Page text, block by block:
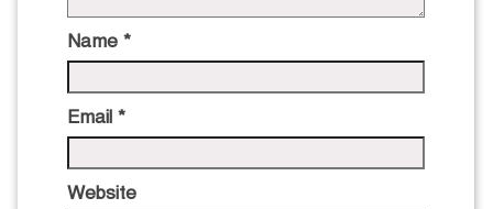
Name *
Email *
Website